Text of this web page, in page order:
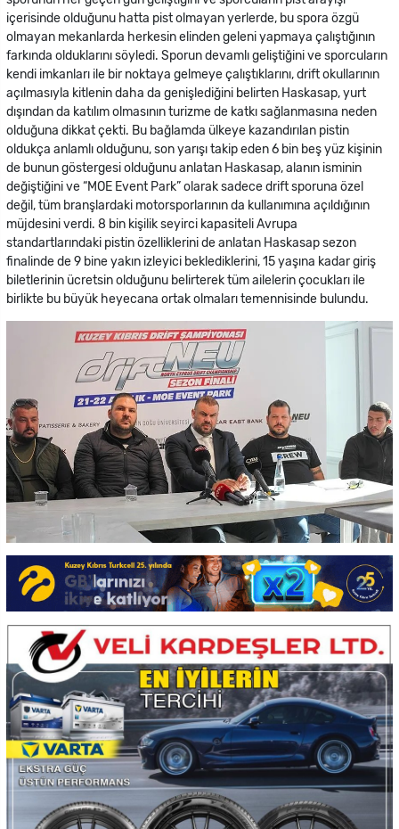
içerisinde olduğunu hatta pist olmayan yerlerde, bu spora özgü
olmayan mekanlarda herkesin elinden geleni yapmaya çalıştığının
farkında olduklarını söyledi. Sporun devamlı geliştiğini ve sporcuların
kendi imkanları ile bir noktaya gelmeye çalıştıklarını, drift okullarının
açılmasıyla kitlenin daha da genişlediğini belirten Haskasap, yurt
dışından da katılım olmasının turizme de katkı sağlanmasına neden
olduğuna dikkat çekti. Bu bağlamda ülkeye kazandırılan pistin
oldukça anlamlı olduğunu, son yarışı takip eden 6 bin beş yüz kişinin
de bunun göstergesi olduğunu anlatan Haskasap, alanın isminin
değiştiğini ve “MOE Event Park” olarak sadece drift sporuna özel
değil, tüm branşlardaki motorsporlarının da kullanımına açıldığının
müjdesini verdi. 8 bin kişilik seyirci kapasiteli Avrupa
standartlarındaki pistin özelliklerini de anlatan Haskasap sezon
finalinde de 9 bine yakın izleyici beklediklerini, 15 yaşına kadar giriş
biletlerinin ücretsin olduğunu belirterek tüm ailelerin çocukları ile
birlikte bu büyük heyecana ortak olmaları temennisinde bulundu.